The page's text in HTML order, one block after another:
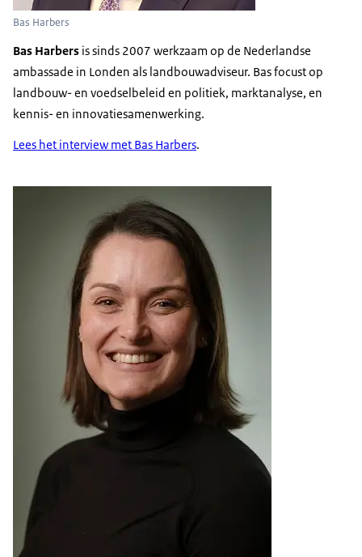
Bas Harbers
Bas Harbers is sinds 2007 werkzaam op de Nederlandse
ambassade in Londen als landbouwadviseur. Bas focust op
landbouw- en voedselbeleid en politiek, marktanalyse, en
kennis- en innovatiesamenwerking.
Lees het interview met Bas Harbers.